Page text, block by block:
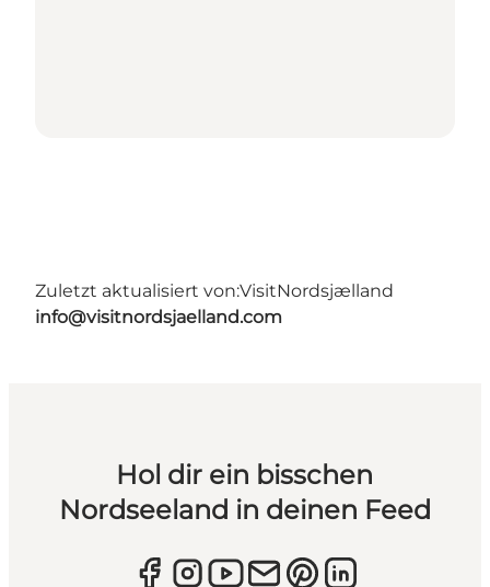
Zuletzt aktualisiert von:VisitNordsjælland
info@visitnordsjaelland.com
Hol dir ein bisschen
Nordseeland in deinen Feed